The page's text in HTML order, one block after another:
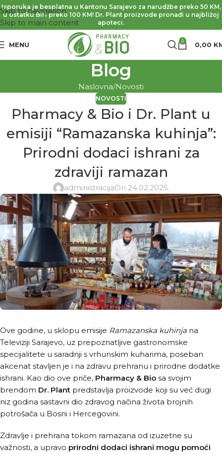
Skip to navigation
Skip to main content
Isporuka je besplatna u Kantonu Sarajevo za narudžbe preko 50 KM,
u ostatku BiH preko 100 KM! Dr. Plant proizvode pronađi u najbližoj
apoteci.
MENU 0 0,00
Blog
Naslovna Novosti
NOVOSTI
Pharmacy & Bio i Dr. Plant u
emisiji “Ramazanska kuhinja”:
Prirodni dodaci ishrani za
zdraviji ramazan
administracijaOn 24.02.2025.
Ove godine, u sklopu emisije Ramazanska kuhinja na
Televiziji Sarajevo, uz prepoznatljive gastronomske
specijalitete u saradnji s vrhunskim kuharima, poseban
akcenat stavljen je i na zdravu prehranu i prirodne dodatke
ishrani. Kao dio ove priče, Pharmacy & Bio sa svojim
brendom Dr. Plant predstavlja proizvode koji su već dugi
niz godina sastavni dio zdravog načina života brojnih
potrošača u Bosni i Hercegovini.
Zdravlje i prehrana tokom ramazana od izuzetne su
važnosti, a upravo prirodni dodaci ishrani mogu pomoći